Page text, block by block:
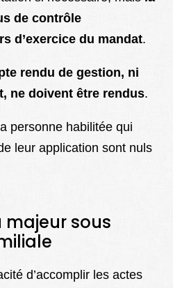
de contrôle
d’exercice du mandat.
rendu de gestion, ni
ne doivent être rendus.
personne habilitée qui
leur application sont nuls
majeur sous
d’accomplir les actes